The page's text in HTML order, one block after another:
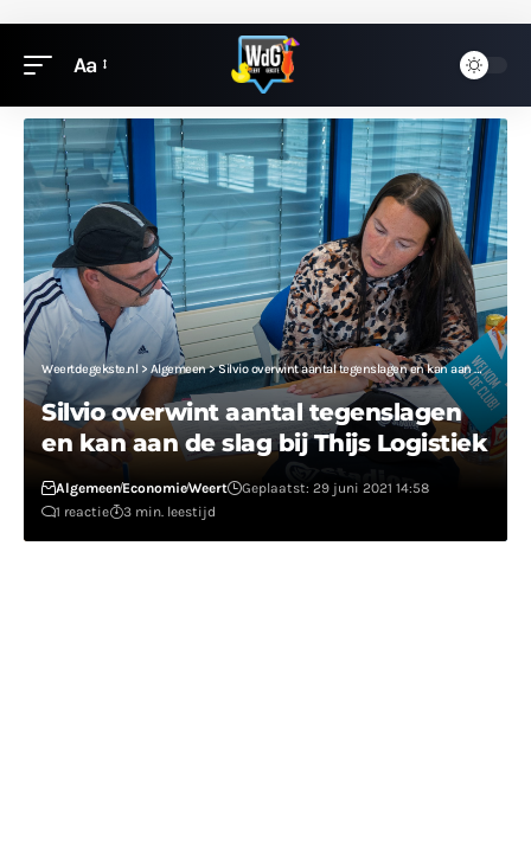
Aa
Weertdegekste.nl > Algemeen>Silvio overwint aantal tegenslagen en kan aan de slag bij Thijs Logistiek
Silvio overwint aantal tegenslagen
en kan aan de slag bij Thijs Logistiek
AlgemeenEconomieWeert
Geplaatst: 29 juni 2021 14:58
1 reactie
3 min. leestijd